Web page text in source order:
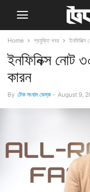
Home প্রযুক্তি খবর ইনফিনিক্স
ইনফিনিক্স নোট
কারন
By টেক সংবাদ ডেস্ক - August 9,